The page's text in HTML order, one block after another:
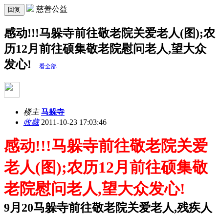
回复 慈善公益
感动!!!马躲寺前往敬老院关爱老人(图);农
历12月前往硕集敬老院慰问老人,望大众
发心!
看全部
楼主 马躲寺
收藏2011-10-23 17:03:46
感动!!!马躲寺前往敬老院关爱
老人(图);农历12月前往硕集敬
老院慰问老人,望大众发心!
9月20马躲寺前往敬老院关爱老人,残疾人